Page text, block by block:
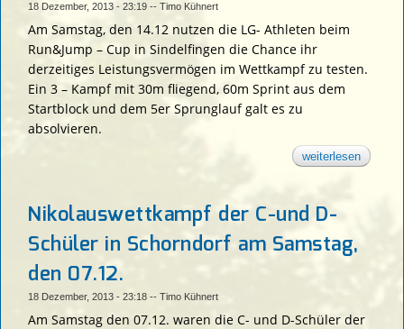
18 Dezember, 2013 - 23:19 -- Timo Kühnert
Am Samstag, den 14.12 nutzen die LG- Athleten beim
Run&Jump – Cup in Sindelfingen die Chance ihr
derzeitiges Leistungsvermögen im Wettkampf zu testen.
Ein 3 – Kampf mit 30m fliegend, 60m Sprint aus dem
Startblock und dem 5er Sprunglauf galt es zu
absolvieren.
weiterlesenüber
jump –
Nikolauswettkampf der C-und D-
Schüler in Schorndorf am Samstag,
den 07.12.
18 Dezember, 2013 - 23:18 -- Timo Kühnert
Am Samstag den 07.12. waren die C- und D-Schüler der